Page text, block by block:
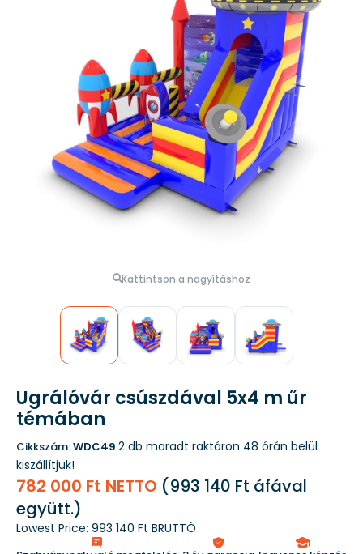
Kattintson a nagyításhoz
Ugrálóvár csúszdával 5x4 m űr
témában
Cikkszám:WDC49 2 db maradt raktáron 48 órán belül
kiszállítjuk!
782 000 Ft NETTO (993 140 Ft áfával
együtt.)
Lowest Price: 993 140 Ft BRUTTÓ